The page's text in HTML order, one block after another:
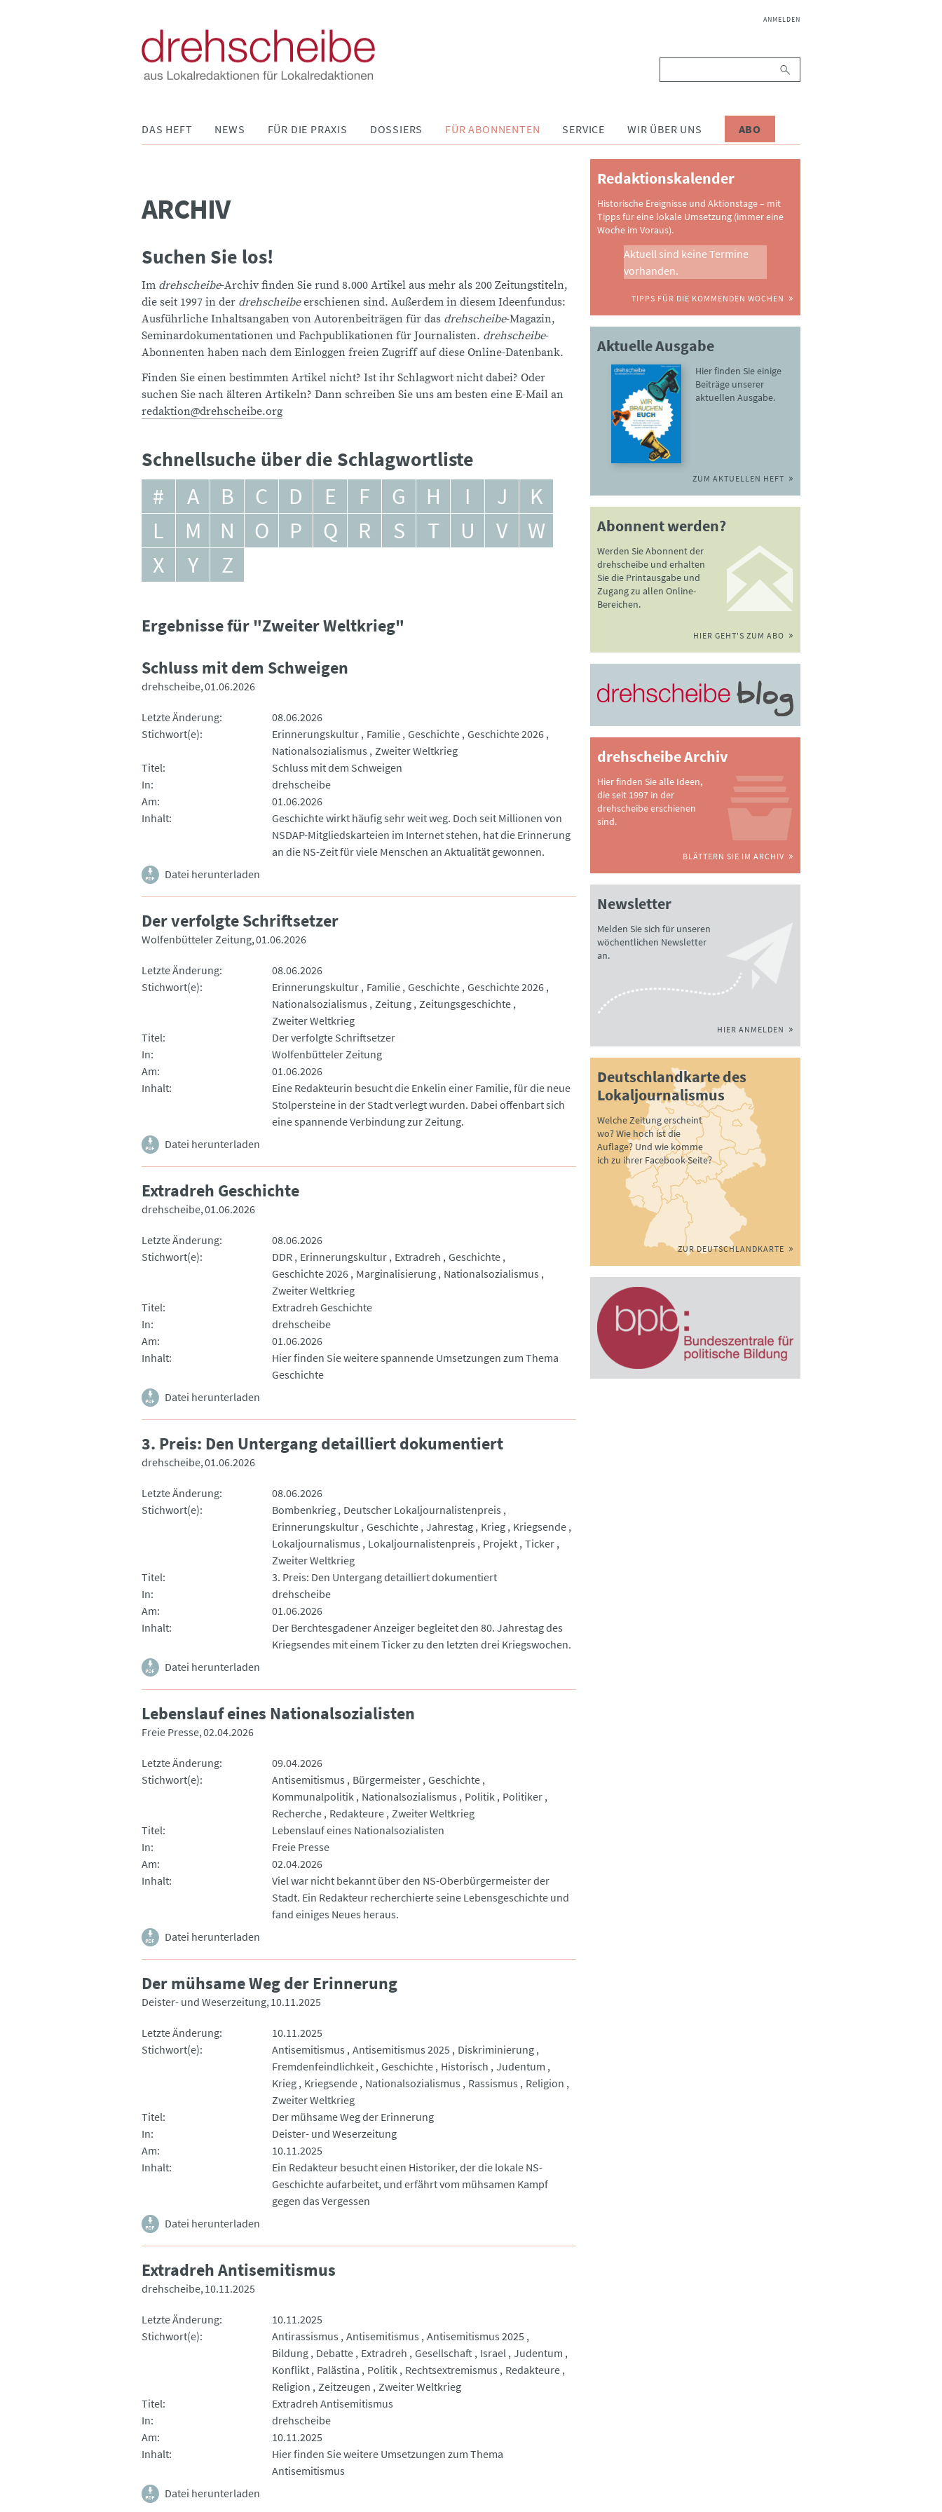
NAVIGATION
ANMELDEN
DAS HEFT NEWS FÜR DIE PRAXIS DOSSIERS FÜR ABONNENTEN SERVICE WIR ÜBER UNS ABO
ARCHIV
Suchen Sie los!
Im drehscheibe-Archiv finden Sie rund 8.000 Artikel aus mehr als 200 Zeitungstiteln,
die seit 1997 in der drehscheibeerschienen sind. Außerdem in diesem Ideenfundus:
Ausführliche Inhaltsangaben von Autorenbeiträgen für das drehscheibe-Magazin,
Seminardokumentationen und Fachpublikationen für Journalisten. drehscheibe-
Abonnenten haben nach dem Einloggen freien Zugriff auf diese Online-Datenbank.
Finden Sie einen bestimmten Artikel nicht? Ist ihr Schlagwort nicht dabei? Oder
suchen Sie nach älteren Artikeln? Dann schreiben Sie uns am besten eine E-Mail an
redaktion@drehscheibe.org
Schnellsuche über die Schlagwortliste
# A B C D E F G H I J
K
L
M N O P Q R S T U V
W
X
Y Z
Ergebnisse für "Zweiter Weltkrieg"
Schluss mit dem Schweigen
drehscheibe 01.06.2026
Letzte Änderung
08.06.2026
Stichwort(e)
Erinnerungskultur Familie Geschichte Geschichte 2026
Nationalsozialismus
Zweiter Weltkrieg
Titel
Schluss mit dem Schweigen
In
drehscheibe
Am
01.06.2026
Inhalt
Geschichte wirkt häufig sehr weit weg. Doch seit Millionen von
NSDAP-Mitgliedskarteien im Internet stehen, hat die Erinnerung
an die NS-Zeit für viele Menschen an Aktualität gewonnen.
Datei herunterladen
Der verfolgte Schriftsetzer
Wolfenbütteler Zeitung 01.06.2026
Letzte Änderung
08.06.2026
Stichwort(e)
Erinnerungskultur Familie Geschichte Geschichte 2026
Nationalsozialismus
Zeitung
Zeitungsgeschichte
Zweiter Weltkrieg
Titel
Der verfolgte Schriftsetzer
In
Wolfenbütteler Zeitung
Am
01.06.2026
Inhalt
Eine Redakteurin besucht die Enkelin einer Familie, für die neue
Stolpersteine in der Stadt verlegt wurden. Dabei offenbart sich
eine spannende Verbindung zur Zeitung.
Datei herunterladen
Extradreh Geschichte
drehscheibe 01.06.2026
Letzte Änderung
08.06.2026
Stichwort(e)
DDR Erinnerungskultur Extradreh Geschichte
Geschichte 2026
Marginalisierung
Nationalsozialismus
Zweiter Weltkrieg
Titel
Extradreh Geschichte
In
drehscheibe
Am
01.06.2026
Inhalt
Hier finden Sie weitere spannende Umsetzungen zum Thema
Geschichte
Datei herunterladen
3. Preis: Den Untergang detailliert dokumentiert
drehscheibe 01.06.2026
Letzte Änderung
08.06.2026
Stichwort(e)
Bombenkrieg
Deutscher Lokaljournalistenpreis
Erinnerungskultur Geschichte Jahrestag Krieg
Kriegsende
Lokaljournalismus
Lokaljournalistenpreis Projekt Ticker
Zweiter Weltkrieg
Titel
3. Preis: Den Untergang detailliert dokumentiert
In
drehscheibe
Am
01.06.2026
Inhalt
Der Berchtesgadener Anzeiger begleitet den 80. Jahrestag des
Kriegsendes mit einem Ticker zu den letzten drei Kriegswochen.
Datei herunterladen
Lebenslauf eines Nationalsozialisten
Freie Presse 02.04.2026
Letzte Änderung
09.04.2026
Stichwort(e)
Antisemitismus Bürgermeister Geschichte
Kommunalpolitik
Nationalsozialismus Politik
Politiker
Recherche
Redakteure
Zweiter Weltkrieg
Titel
Lebenslauf eines Nationalsozialisten
In
Freie Presse
Am
02.04.2026
Inhalt
Viel war nicht bekannt über den NS-Oberbürgermeister der
Stadt. Ein Redakteur recherchierte seine Lebensgeschichte und
fand einiges Neues heraus.
Datei herunterladen
Der mühsame Weg der Erinnerung
Deister- und Weserzeitung 10.11.2025
Letzte Änderung
10.11.2025
Stichwort(e)
Antisemitismus Antisemitismus 2025
Diskriminierung
Fremdenfeindlichkeit Geschichte Historisch Judentum
Krieg
Kriegsende Nationalsozialismus Rassismus
Religion
Zweiter Weltkrieg
Titel
Der mühsame Weg der Erinnerung
In
Deister- und Weserzeitung
Am
10.11.2025
Inhalt
Ein Redakteur besucht einen Historiker, der die lokale NS-
Geschichte aufarbeitet, und erfährt vom mühsamen Kampf
gegen das Vergessen
Datei herunterladen
Extradreh Antisemitismus
drehscheibe 10.11.2025
Letzte Änderung
10.11.2025
Stichwort(e)
Antirassismus Antisemitismus Antisemitismus 2025
Bildung
Debatte Extradreh Gesellschaft Israel Judentum
Konflikt
Palästina Politik Rechtsextremismus
Redakteure
Religion
Zeitzeugen
Zweiter Weltkrieg
Titel
Extradreh Antisemitismus
In
drehscheibe
Am
10.11.2025
Inhalt
Hier finden Sie weitere Umsetzungen zum Thema
Antisemitismus
Datei herunterladen
Redaktionskalender
Historische Ereignisse und Aktionstage – mit
Tipps für eine lokale Umsetzung (immer eine
Woche im Voraus).
Aktuell sind keine Termine
vorhanden.
TIPPS FÜR DIE KOMMENDEN WOCHEN
Aktuelle Ausgabe
Hier finden Sie einige
Beiträge unserer
aktuellen Ausgabe.
ZUM AKTUELLEN HEFT
Abonnent werden?
Werden Sie Abonnent der
drehscheibe und erhalten
Sie die Printausgabe und
Zugang zu allen Online-
Bereichen.
HIER GEHT'S ZUM ABO
drehscheibe Archiv
Hier finden Sie alle Ideen,
die seit 1997 in der
drehscheibe erschienen
sind.
BLÄTTERN SIE IM ARCHIV
Newsletter
Melden Sie sich für unseren
wöchentlichen Newsletter
an.
HIER ANMELDEN
Deutschlandkarte des
Lokaljournalismus
Welche Zeitung erscheint
wo? Wie hoch ist die
Auflage? Und wie komme
ich zu ihrer Facebook-Seite?
ZUR DEUTSCHLANDKARTE